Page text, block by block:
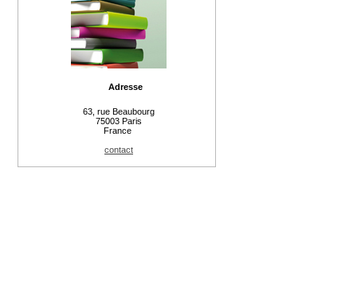
Adresse
63, rue Beaubourg
75003 Paris
France
contact